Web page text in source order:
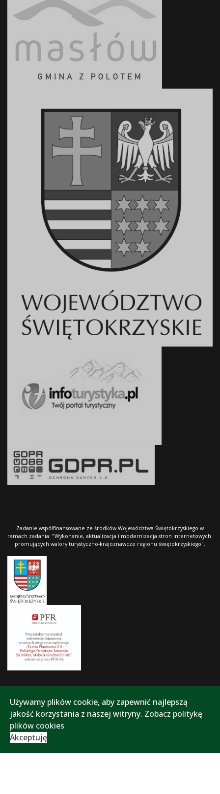
Zadanie współfinansowane ze środków Województwa Świętokrzyskiego w
ramach zadania: "Wykonanie, aktualizacja i modernizacja stron internetowych
promujących walory turystyczno-krajoznawcze regionu świętokrzyskiego".
Polityka prywatności
Używamy plików cookie, aby zapewnić najlepszą
jakość korzystania z naszej witryny. Zobacz politykę
plików cookies
Akceptuję